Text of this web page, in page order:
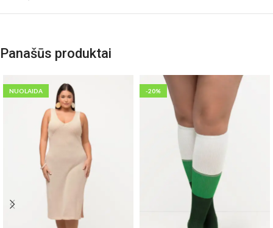
Panašūs produktai
NUOLAIDA -20%